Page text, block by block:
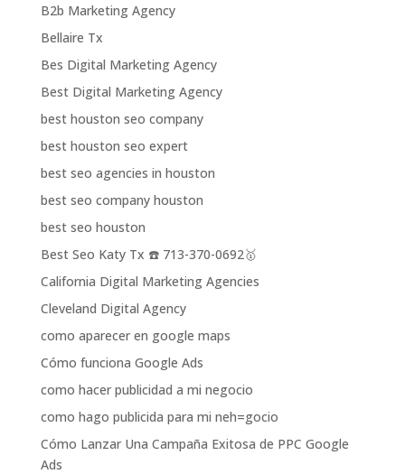
B2b Marketing Agency
Bellaire Tx
Bes Digital Marketing Agency
Best Digital Marketing Agency
best houston seo company
best houston seo expert
best seo agencies in houston
best seo company houston
best seo houston
Best Seo Katy Tx ☎️ 713-370-0692🥇
California Digital Marketing Agencies
Cleveland Digital Agency
como aparecer en google maps
Cómo funciona Google Ads
como hacer publicidad a mi negocio
como hago publicida para mi neh=gocio
Cómo Lanzar Una Campaña Exitosa de PPC Google
Ads